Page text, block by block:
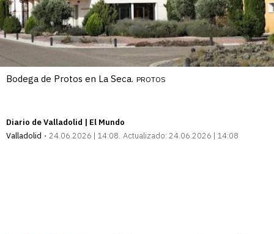
Bodega de Protos en La Seca. PROTOS
Diario de Valladolid | El Mundo
Valladolid
24.06.2026 | 14:08 Actualizado: 24.06.2026 | 14:08